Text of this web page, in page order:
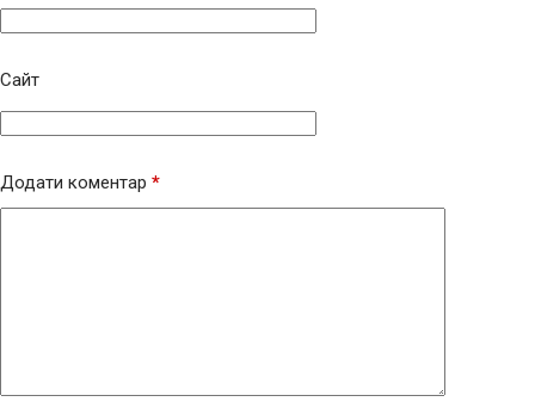
Сайт
Додати коментар *